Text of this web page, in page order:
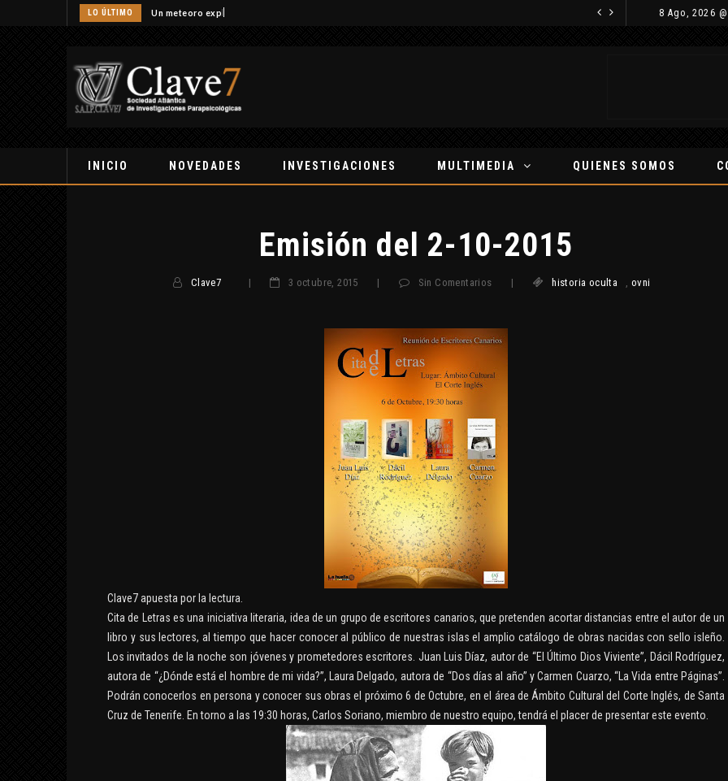
LO ÚLTIMO Un meteoro explota sobre Estados Unidos y abre la pista de Polar-IM, un posible visitante interestelar 8 Ago, 2026
INICIO NOVEDADES INVESTIGACIONES MULTIMEDIA QUIENES SOMOS
Emisión del 2-10-2015
Clave7 | 3 octubre, 2015 | Sin Comentarios | historia oculta , ovni
Clave7 apuesta por la lectura.
Cita de Letras es una iniciativa literaria, idea de un grupo de escritores canarios, que pretenden acortar distancias entre el autor de un
libro y sus lectores, al tiempo que hacer conocer al público de nuestras islas el amplio catálogo de obras nacidas con sello isleño.
Los invitados de la noche son jóvenes y prometedores escritores. Juan Luis Díaz, autor de “El Último Dios Viviente”, Dácil Rodríguez,
autora de “¿Dónde está el hombre de mi vida?”, Laura Delgado, autora de “Dos días al año” y Carmen Cuarzo, “La Vida entre Páginas”.
Podrán conocerlos en persona y conocer sus obras el próximo 6 de Octubre, en el área de Ámbito Cultural del Corte Inglés, de Santa
Cruz de Tenerife. En torno a las 19:30 horas, Carlos Soriano, miembro de nuestro equipo, tendrá el placer de presentar este evento.
KLARA MAUEROVA: LA
CANÍBAL DE KUŘIM
CRÓNICA NEGRA DTK
12 febrero, 2019